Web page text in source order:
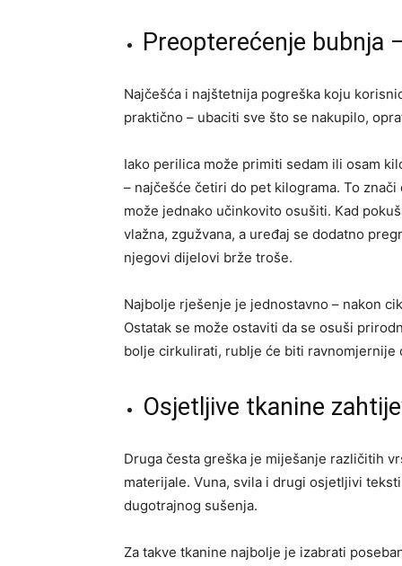
Preopterećenje bubnja
Najčešća i najštetnija pogreška koju
praktično – ubaciti sve što se nakupilo,
Iako perilica može primiti sedam ili osam
– najčešće četiri do pet kilograma. To
može jednako učinkovito osušiti. Kad
vlažna, zgužvana, a uređaj se dodatno
njegovi dijelovi brže troše.
Najbolje rješenje je jednostavno – nakon
Ostatak se može ostaviti da se osuši
bolje cirkulirati, rublje će biti
Osjetljive tkanine
Druga česta greška je miješanje različitih
materijale. Vuna, svila i drugi osjetljivi
dugotrajnog sušenja.
Za takve tkanine najbolje je izabrati